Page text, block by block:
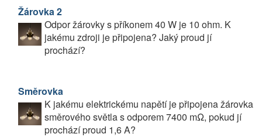
Žárovka 2
Odpor žárovky s příkonem 40 W je 10 ohm. K
jakému zdroji je připojena? Jaký proud jí
prochází?
Směrovka
K jakému elektrickému napětí je připojena žárovka
směrového světla s odporem 7400 mΩ, pokud jí
prochází proud 1,6 A?